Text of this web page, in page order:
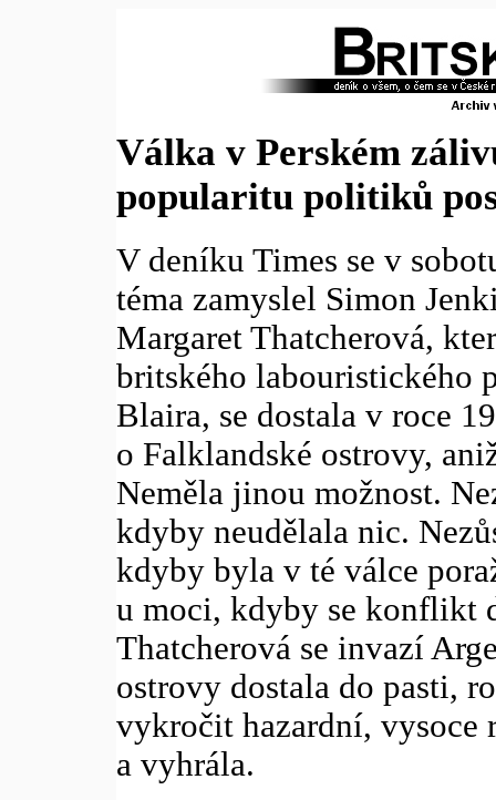
Válka v Perském
popularitu politiků
V deníku Times se v
téma zamyslel Simon
Margaret Thatcherová,
britského labouristického
Blaira, se dostala v roce
o Falklandské ostrovy,
Neměla jinou možnost.
kdyby neudělala nic.
kdyby byla v té válce
u moci, kdyby se konflikt
Thatcherová se invazí
ostrovy dostala do pasti,
vykročit hazardní, vysoce
a vyhrála.